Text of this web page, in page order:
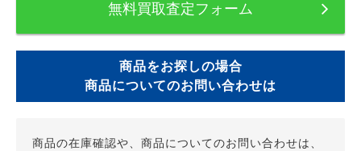
無料買取査定フォーム
商品をお探しの場合
商品についてのお問い合わせは
商品の在庫確認や、商品についてのお問い合わせは、